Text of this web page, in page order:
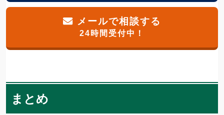
メールで相談する
24時間受付中！
まとめ